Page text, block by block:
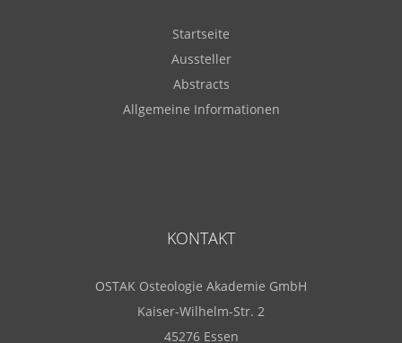
Startseite
Aussteller
Abstracts
Allgemeine Informationen
KONTAKT
OSTAK Osteologie Akademie GmbH
Kaiser-Wilhelm-Str. 2
45276 Essen